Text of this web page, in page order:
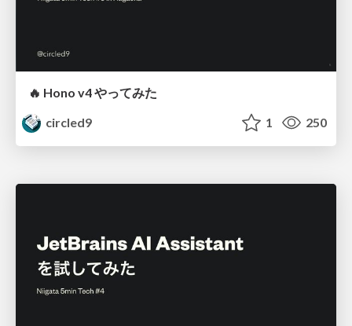
🔥 Hono v4 やってみた
circled9
1 250